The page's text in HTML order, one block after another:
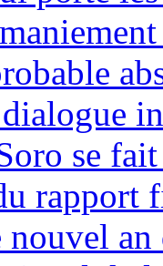
se
rapport
nouvel